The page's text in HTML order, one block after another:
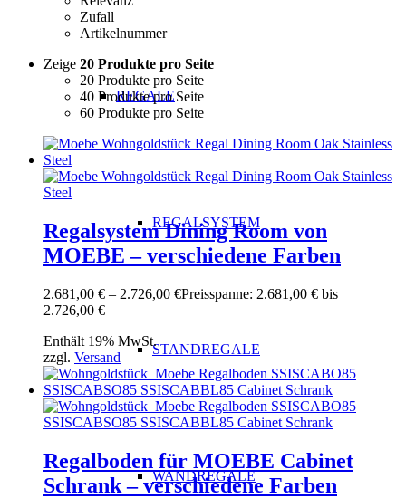
REGALE
REGALSYSTEM
STANDREGALE
WANDREGALE
Zufall
Artikelnummer
Zeige 20 Produkte pro Seite
20 Produkte pro Seite
40 Produkte pro Seite
60 Produkte pro Seite
Regalsystem Dining Room von
MOEBE – verschiedene Farben
2.681,00 € – 2.726,00 €Preisspanne: 2.681,00 € bis
2.726,00 €
Enthält 19% MwSt.
zzgl. Versand
Regalboden für MOEBE Cabinet
Schrank – verschiedene Farben